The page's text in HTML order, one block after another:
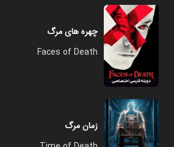
چهره های مرگ
Faces of Death
زمان مرگ